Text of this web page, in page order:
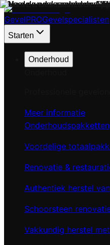
GevelPROGevelspecialisten
Starten
Onderhoud
Meer informatie
Onderhoudspakketten
Voordelige
Renovatie &
Authentiek herstel
Schoorsteen
Vakkundig herstel